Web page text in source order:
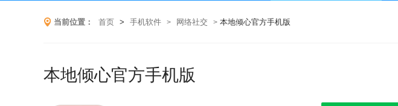
当前位置： 首页 > 手机软件 > 网络社交 > 本地倾心官方手机版
本地倾心官方手机版